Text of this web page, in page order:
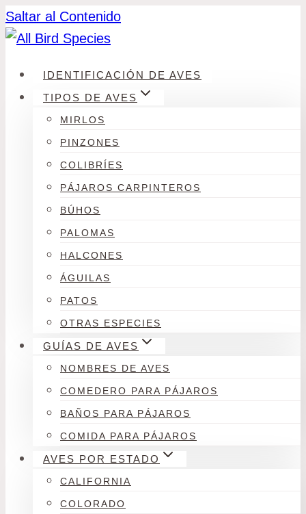
Saltar al Contenido
IDENTIFICACIÓN DE AVES
TIPOS DE AVES
MIRLOS
PINZONES
COLIBRÍES
PÁJAROS CARPINTEROS
BÚHOS
PALOMAS
HALCONES
ÁGUILAS
PATOS
OTRAS ESPECIES
GUÍAS DE AVES
NOMBRES DE AVES
COMEDERO PARA PÁJAROS
BAÑOS PARA PÁJAROS
COMIDA PARA PÁJAROS
AVES POR ESTADO
CALIFORNIA
COLORADO